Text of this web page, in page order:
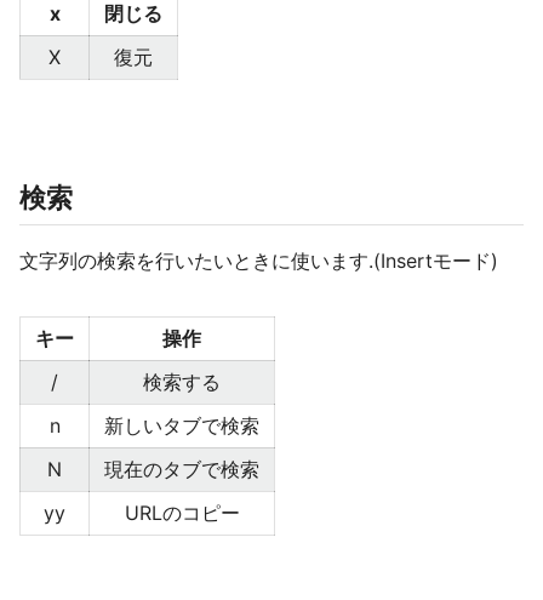
x
閉じる
X
復元
検索
文字列の検索を行いたいときに使います.(Insertモード)
キー
操作
/
検索する
n
新しいタブで検索
N
現在のタブで検索
yy
URLのコピー